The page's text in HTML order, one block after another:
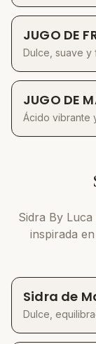
JUGO DE
Dulce, suave y
JUGO DE
Ácido vibrante
Sidra By
inspirada
Alegre,
equilibrando
Sidra de
Dulce,